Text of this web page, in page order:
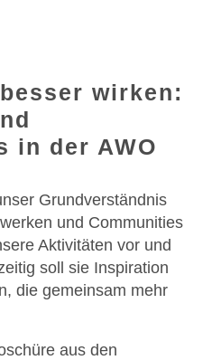
wirken:
in der AWO
Grundverständnis
und Communities
Aktivitäten vor und
soll sie Inspiration
die gemeinsam mehr
aus den